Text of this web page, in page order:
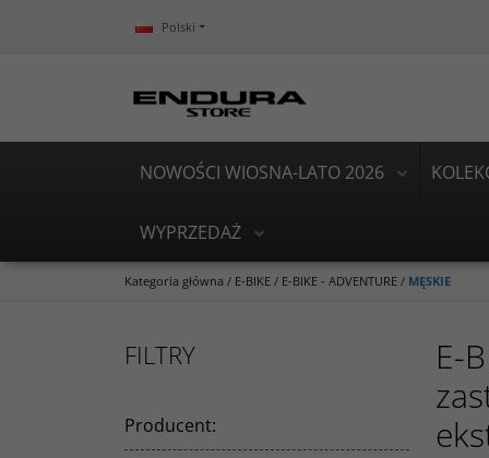
Polski
NOWOŚCI WIOSNA-LATO 2026
WYPRZEDAŻ
Kategoria główna / E-BIKE / E-BIKE - ADVENTURE / MĘSKIE
E-
FILTRY
Producent: